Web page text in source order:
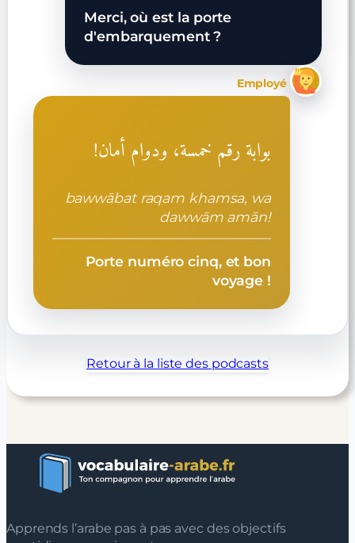
Merci, où est la porte
d'embarquement ?
Employé
بوابة رقم خمسة، ودوام أمان!
bawwābat raqam khamsa, wa
dawwām amān!
Porte numéro cinq, et bon
voyage !
Retour à la liste des podcasts
Apprends l’arabe pas à pas avec des objectifs